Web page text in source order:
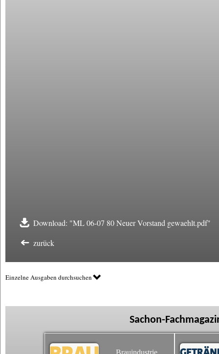
Download: "ML 06-07 80 Neuer Vorstand gewaehlt.pdf"
zurück
Einzelne Ausgaben durchsuchen
Sachon-
Brauindustrie